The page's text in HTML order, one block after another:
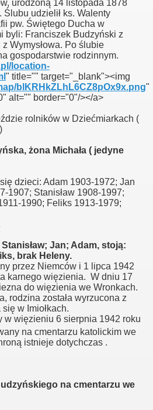
urodzoną 14 listopada 1878
udzielił ks. Walenty
pw. Świętego Ducha w
byli: Franciszek Budzyński z
Wymysłowa. Po ślubie
gospodarstwie rodzinnym.
location-
" title="" target="_blank"><img
blKRHkZLhL6CZ8pOx9x.png"
alt="" border="0"/></a>
rolników w Dziećmiarkach (
żona Michała ( jedyne
dzieci: Adam 1903-1972; Jan
1907; Stanisław 1908-1997;
1990; Feliks 1913-1979;
Jan; Adam, stoją:
brak Heleny.
przez Niemców i 1 lipca 1942
karnego więzienia. W dniu 17
do więzienia we Wronkach.
rodzina została wyrzucona z
w Imiołkach.
w więzieniu 6 sierpnia 1942 roku
na cmentarzu katolickim we
istnieje dotychczas .
na cmentarzu we